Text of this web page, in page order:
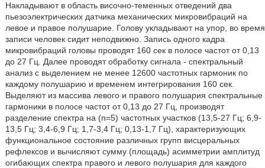
Накладывают в область височно-теменных отведений два
пьезоэлектрических датчика механических микровибраций на
левое и правое полушарие. Голову укладывают на упор, во время
записи человек сидит неподвижно. Запись одного кадра
микровибраций головы проводят 160 сек в полосе частот от 0,13
до 27 Гц. Далее проводят обработку сигнала - спектральный
анализ с выделением не менее 12600 частотных гармоник по
каждому полушарию и временем интегрирования 160 сек.
Выделяют из массива левого и правого полушария спектральные
гармоники в полосе частот от 0,13 до 27 Гц, производят
разделение спектра на (n=5) частотных участков (13,5-27 Гц; 6,9-
13,5 Гц; 3,4-6,9 Гц; 1,7-3,4 Гц; 0,13-1,7 Гц), характеризующих
функциональное состояние различных групп висцеральных
рефлексов и вычисляют сумму (площадь) асимметрии амплитуд
огибающих спектра правого и левого полушария для каждого